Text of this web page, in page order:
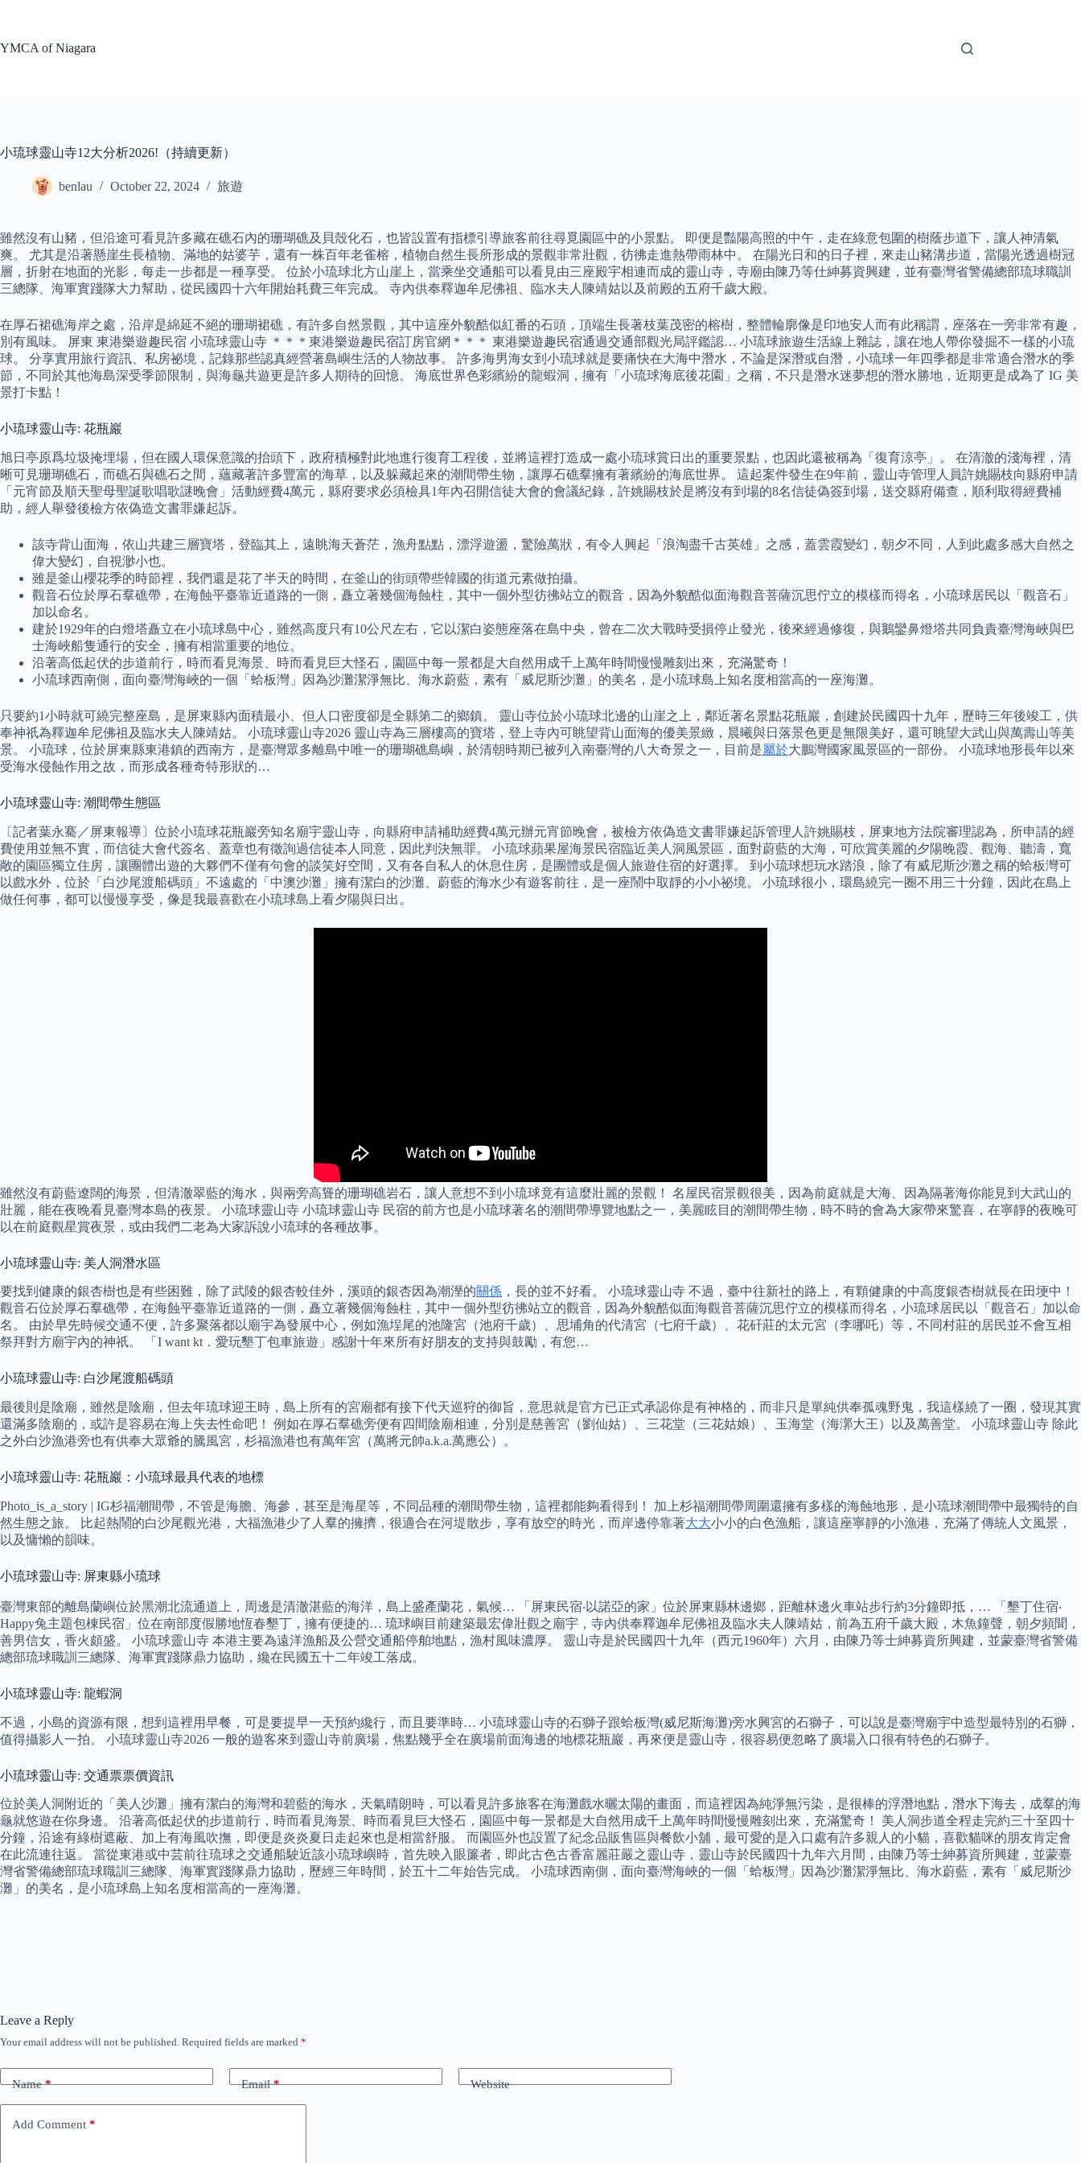
YMCA of Niagara
小琉球靈山寺12大分析2026!（持續更新）
benlau October 22, 2024 旅遊
雖然沒有山豬，但沿途可看見許多藏在礁石內的珊瑚礁及貝殼化石，也皆設置有指標引導旅客前往尋覓園區中的小景點。 即便是豔陽高照的中午，走在綠意包圍的樹蔭步道下，讓人神清氣
爽。 尤其是沿著懸崖生長植物、滿地的姑婆芋，還有一株百年老雀榕，植物自然生長所形成的景觀非常壯觀，彷彿走進熱帶雨林中。 在陽光日和的日子裡，來走山豬溝步道，當陽光透過樹冠
層，折射在地面的光影，每走一步都是一種享受。 位於小琉球北方山崖上，當乘坐交通船可以看見由三座殿宇相連而成的靈山寺，寺廟由陳乃等仕紳募資興建，並有臺灣省警備總部琉球職訓
三總隊、海軍實踐隊大力幫助，從民國四十六年開始耗費三年完成。 寺內供奉釋迦牟尼佛祖、臨水夫人陳靖姑以及前殿的五府千歲大殿。
在厚石裙礁海岸之處，沿岸是綿延不絕的珊瑚裙礁，有許多自然景觀，其中這座外貌酷似紅番的石頭，頂端生長著枝葉茂密的榕樹，整體輪廓像是印地安人而有此稱謂，座落在一旁非常有趣，
別有風味。 屏東 東港樂遊趣民宿 小琉球靈山寺 ＊＊＊東港樂遊趣民宿訂房官網＊＊＊ 東港樂遊趣民宿通過交通部觀光局評鑑認… 小琉球旅遊生活線上雜誌，讓在地人帶你發掘不一樣的小琉
球。 分享實用旅行資訊、私房祕境，記錄那些認真經營著島嶼生活的人物故事。 許多海男海女到小琉球就是要痛快在大海中潛水，不論是深潛或自潛，小琉球一年四季都是非常適合潛水的季
節，不同於其他海島深受季節限制，與海龜共遊更是許多人期待的回憶。 海底世界色彩繽紛的龍蝦洞，擁有「小琉球海底後花園」之稱，不只是潛水迷夢想的潛水勝地，近期更是成為了 IG 美
景打卡點！
小琉球靈山寺: 花瓶巖
旭日亭原爲垃圾掩埋場，但在國人環保意識的抬頭下，政府積極對此地進行復育工程後，並將這裡打造成一處小琉球賞日出的重要景點，也因此還被稱為「復育涼亭」。 在清澈的淺海裡，清
晰可見珊瑚礁石，而礁石與礁石之間，蘊藏著許多豐富的海草，以及躲藏起來的潮間帶生物，讓厚石礁羣擁有著繽紛的海底世界。 這起案件發生在9年前，靈山寺管理人員許姚賜枝向縣府申請
「元宵節及順天聖母聖誕歌唱歌謎晚會」活動經費4萬元，縣府要求必須檢具1年內召開信徒大會的會議紀錄，許姚賜枝於是將沒有到場的8名信徒偽簽到場，送交縣府備查，順利取得經費補
助，經人舉發後檢方依偽造文書罪嫌起訴。
該寺背山面海，依山共建三層寶塔，登臨其上，遠眺海天蒼茫，漁舟點點，漂浮遊盪，驚險萬狀，有令人興起「浪淘盡千古英雄」之感，蓋雲霞變幻，朝夕不同，人到此處多感大自然之
偉大變幻，自視渺小也。
雖是釜山櫻花季的時節裡，我們還是花了半天的時間，在釜山的街頭帶些韓國的街道元素做拍攝。
觀音石位於厚石羣礁帶，在海蝕平臺靠近道路的一側，矗立著幾個海蝕柱，其中一個外型彷彿站立的觀音，因為外貌酷似面海觀音菩薩沉思佇立的模樣而得名，小琉球居民以「觀音石」
加以命名。
建於1929年的白燈塔矗立在小琉球島中心，雖然高度只有10公尺左右，它以潔白姿態座落在島中央，曾在二次大戰時受損停止發光，後來經過修復，與鵝鑾鼻燈塔共同負責臺灣海峽與巴
士海峽船隻通行的安全，擁有相當重要的地位。
沿著高低起伏的步道前行，時而看見海景、時而看見巨大怪石，園區中每一景都是大自然用成千上萬年時間慢慢雕刻出來，充滿驚奇！
小琉球西南側，面向臺灣海峽的一個「蛤板灣」因為沙灘潔淨無比、海水蔚藍，素有「威尼斯沙灘」的美名，是小琉球島上知名度相當高的一座海灘。
只要約1小時就可繞完整座島，是屏東縣內面積最小、但人口密度卻是全縣第二的鄉鎮。 靈山寺位於小琉球北邊的山崖之上，鄰近著名景點花瓶巖，創建於民國四十九年，歷時三年後竣工，供
奉神祇為釋迦牟尼佛祖及臨水夫人陳靖姑。 小琉球靈山寺2026 靈山寺為三層樓高的寶塔，登上寺內可眺望背山面海的優美景緻，晨曦與日落景色更是無限美好，還可眺望大武山與萬壽山等美
景。 小琉球，位於屏東縣東港鎮的西南方，是臺灣眾多離島中唯一的珊瑚礁島嶼，於清朝時期已被列入南臺灣的八大奇景之一，目前是屬於大鵬灣國家風景區的一部份。 小琉球地形長年以來
受海水侵蝕作用之故，而形成各種奇特形狀的…
小琉球靈山寺: 潮間帶生態區
〔記者葉永騫／屏東報導〕位於小琉球花瓶巖旁知名廟宇靈山寺，向縣府申請補助經費4萬元辦元宵節晚會，被檢方依偽造文書罪嫌起訴管理人許姚賜枝，屏東地方法院審理認為，所申請的經
費使用並無不實，而信徒大會代簽名、蓋章也有徵詢過信徒本人同意，因此判決無罪。 小琉球蘋果屋海景民宿臨近美人洞風景區，面對蔚藍的大海，可欣賞美麗的夕陽晚霞、觀海、聽濤，寬
敞的園區獨立住房，讓團體出遊的大夥們不僅有句會的談笑好空間，又有各自私人的休息住房，是團體或是個人旅遊住宿的好選擇。 到小琉球想玩水踏浪，除了有威尼斯沙灘之稱的蛤板灣可
以戲水外，位於「白沙尾渡船碼頭」不遠處的「中澳沙灘」擁有潔白的沙灘、蔚藍的海水少有遊客前往，是一座鬧中取靜的小小祕境。 小琉球很小，環島繞完一圈不用三十分鐘，因此在島上
做任何事，都可以慢慢享受，像是我最喜歡在小琉球島上看夕陽與日出。
雖然沒有蔚藍遼闊的海景，但清澈翠藍的海水，與兩旁高聳的珊瑚礁岩石，讓人意想不到小琉球竟有這麼壯麗的景觀！ 名屋民宿景觀很美，因為前庭就是大海、因為隔著海你能見到大武山的
壯麗，能在夜晚看見臺灣本島的夜景。 小琉球靈山寺 小琉球靈山寺 民宿的前方也是小琉球著名的潮間帶導覽地點之一，美麗眩目的潮間帶生物，時不時的會為大家帶來驚喜，在寧靜的夜晚可
以在前庭觀星賞夜景，或由我們二老為大家訴說小琉球的各種故事。
小琉球靈山寺: 美人洞潛水區
要找到健康的銀杏樹也是有些困難，除了武陵的銀杏較佳外，溪頭的銀杏因為潮溼的關係 ，長的並不好看。 小琉球靈山寺 不過，臺中往新社的路上，有顆健康的中高度銀杏樹就長在田埂中！
觀音石位於厚石羣礁帶，在海蝕平臺靠近道路的一側，矗立著幾個海蝕柱，其中一個外型彷彿站立的觀音，因為外貌酷似面海觀音菩薩沉思佇立的模樣而得名，小琉球居民以「觀音石」加以命
名。 由於早先時候交通不便，許多聚落都以廟宇為發展中心，例如漁埕尾的池隆宮（池府千歲）、思埔角的代清宮（七府千歲）、花矸莊的太元宮（李哪吒）等，不同村莊的居民並不會互相
祭拜對方廟宇內的神祇。 「I want kt．愛玩墾丁包車旅遊」感謝十年來所有好朋友的支持與鼓勵，有您…
小琉球靈山寺: 白沙尾渡船碼頭
最後則是陰廟，雖然是陰廟，但去年琉球迎王時，島上所有的宮廟都有接下代天巡狩的御旨，意思就是官方已正式承認你是有神格的，而非只是單純供奉孤魂野鬼，我這樣繞了一圈，發現其實
還滿多陰廟的，或許是容易在海上失去性命吧！ 例如在厚石羣礁旁便有四間陰廟相連，分別是慈善宮（劉仙姑）、三花堂（三花姑娘）、玉海堂（海漷大王）以及萬善堂。 小琉球靈山寺 除此
之外白沙漁港旁也有供奉大眾爺的騰風宮，杉福漁港也有萬年宮（萬將元帥a.k.a.萬應公）。
小琉球靈山寺: 花瓶巖：小琉球最具代表的地標
Photo_is_a_story | IG杉福潮間帶，不管是海膽、海參，甚至是海星等，不同品種的潮間帶生物，這裡都能夠看得到！ 加上杉福潮間帶周圍還擁有多樣的海蝕地形，是小琉球潮間帶中最獨特的自
然生態之旅。 比起熱鬧的白沙尾觀光港，大福漁港少了人羣的擁擠，很適合在河堤散步，享有放空的時光，而岸邊停靠著大大小小的白色漁船，讓這座寧靜的小漁港，充滿了傳統人文風景，
以及慵懶的韻味。
小琉球靈山寺: 屏東縣小琉球
臺灣東部的離島蘭嶼位於黑潮北流通道上，周邊是清澈湛藍的海洋，島上盛產蘭花，氣候… 「屏東民宿‧以諾亞的家」位於屏東縣林邊鄉，距離林邊火車站步行約3分鐘即抵，… 「墾丁住宿‧
Happy兔主題包棟民宿」位在南部度假勝地恆春墾丁，擁有便捷的… 琉球嶼目前建築最宏偉壯觀之廟宇，寺內供奉釋迦牟尼佛祖及臨水夫人陳靖姑，前為五府千歲大殿，木魚鐘聲，朝夕頻聞，
善男信女，香火頗盛。 小琉球靈山寺 本港主要為遠洋漁船及公營交通船停舶地點，漁村風味濃厚。 靈山寺是於民國四十九年（西元1960年）六月，由陳乃等士紳募資所興建，並蒙臺灣省警備
總部琉球職訓三總隊、海軍實踐隊鼎力協助，纔在民國五十二年竣工落成。
小琉球靈山寺: 龍蝦洞
不過，小島的資源有限，想到這裡用早餐，可是要提早一天預約纔行，而且要準時… 小琉球靈山寺的石獅子跟蛤板灣(威尼斯海灘)旁水興宮的石獅子，可以說是臺灣廟宇中造型最特別的石獅，
值得攝影人一拍。 小琉球靈山寺2026 一般的遊客來到靈山寺前廣場，焦點幾乎全在廣場前面海邊的地標花瓶巖，再來便是靈山寺，很容易便忽略了廣場入口很有特色的石獅子。
小琉球靈山寺: 交通票票價資訊
位於美人洞附近的「美人沙灘」擁有潔白的海灣和碧藍的海水，天氣晴朗時，可以看見許多旅客在海灘戲水曬太陽的畫面，而這裡因為純淨無污染，是很棒的浮潛地點，潛水下海去，成羣的海
龜就悠遊在你身邊。 沿著高低起伏的步道前行，時而看見海景、時而看見巨大怪石，園區中每一景都是大自然用成千上萬年時間慢慢雕刻出來，充滿驚奇！ 美人洞步道全程走完約三十至四十
分鐘，沿途有綠樹遮蔽、加上有海風吹撫，即便是炎炎夏日走起來也是相當舒服。 而園區外也設置了紀念品販售區與餐飲小舖，最可愛的是入口處有許多親人的小貓，喜歡貓咪的朋友肯定會
在此流連往返。 當從東港或中芸前往琉球之交通船駛近該小琉球嶼時，首先映入眼簾者，即此古色古香富麗莊嚴之靈山寺，靈山寺於民國四十九年六月間，由陳乃等士紳募資所興建，並蒙臺
灣省警備總部琉球職訓三總隊、海軍實踐隊鼎力協助，歷經三年時間，於五十二年始告完成。 小琉球西南側，面向臺灣海峽的一個「蛤板灣」因為沙灘潔淨無比、海水蔚藍，素有「威尼斯沙
灘」的美名，是小琉球島上知名度相當高的一座海灘。
Leave a Reply
Your email address will not be published. Required fields are marked *
Name* Email* Website
Add Comment *